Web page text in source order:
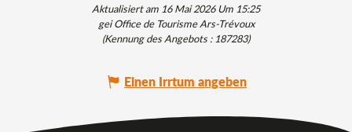
Aktualisiert am 16 Mai 2026 Um 15:25
gei Office de Tourisme Ars-Trévoux
(Kennung des Angebots : 187283)
Einen Irrtum angeben